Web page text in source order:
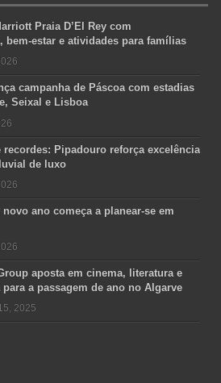
Praia D’El Rey com
bem-estar e atividades para famílias
campanha de Páscoa com estadias
Seixal e Lisboa
recordes: Pipadouro reforça excelência
de luxo
ano começa a planear-se em
aposta em cinema, literatura e
a passagem de ano no Algarve
2025